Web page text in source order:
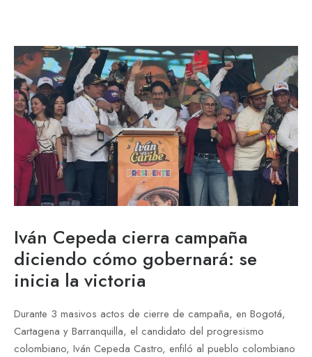
Iván Cepeda cierra campaña
diciendo cómo gobernará: se
inicia la victoria
Durante 3 masivos actos de cierre de campaña, en Bogotá,
Cartagena y Barranquilla, el candidato del progresismo
colombiano, Iván Cepeda Castro, enfiló al pueblo colombiano